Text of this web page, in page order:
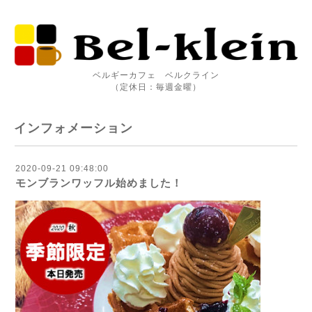
ベルギーカフェ ベルクライン
（定休日：毎週金曜）
インフォメーション
2020-09-21 09:48:00
モンブランワッフル始めました！